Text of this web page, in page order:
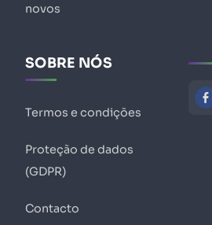
novos
SOBRE NÓS
Termos e condições
Proteção de dados
(GDPR)
Contacto